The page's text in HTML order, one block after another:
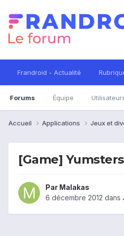
Frandroid - Actualité
Forums Équipe
Accueil Applications Jeux et
[Game]
Par Malakas
6 décembre 2012 dans